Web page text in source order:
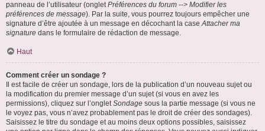
panneau de l’utilisateur (ongletPréférences du forum --> Modifier les
préférences de message). Par la suite, vous pourrez toujours empêcher une
signature d’être ajoutée à un message en décochant la caseAttacher ma
signature dans le formulaire de rédaction de message.
Haut
Comment créer un sondage ?
Il est facile de créer un sondage, lors de la publication d’un nouveau sujet ou
la modification du premier message d’un sujet (si vous en avez les
permissions), cliquez sur l’ongletSondage sous la partie message (si vous ne
le voyez pas, vous n’avez probablement pas le droit de créer des sondages).
Saisissez le titre du sondage et au moins deux options possibles, saisissez